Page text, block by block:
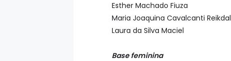
Esther Machado Fiuza
Maria Joaquina Cavalcanti Reikdal
Laura da Silva Maciel
Base feminina